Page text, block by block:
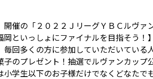
開催の「２０２２ＪリーグＹＢＣルヴ
といっしょにファイナルを目指そう！
毎回多くの方に参加していただいてい
子のプレゼント！抽選でルヴァンカップ
小学生以下のお子様だけでなくどなたで